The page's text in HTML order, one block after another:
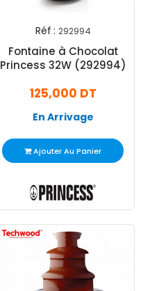
Réf : 292994
Fontaine à Chocolat
Princess 32W (292994)
125,000 DT
En Arrivage
Ajouter Au Panier